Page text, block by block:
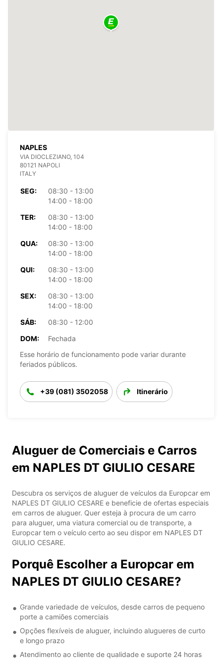
NAPLES
VIA DIOCLEZIANO, 104
80121 NAPOLI
ITALY
SEG:
08:30 - 13:00
14:00 - 18:00
TER:
08:30 - 13:00
14:00 - 18:00
QUA:
08:30 - 13:00
14:00 - 18:00
QUI:
08:30 - 13:00
14:00 - 18:00
SEX:
08:30 - 13:00
14:00 - 18:00
SÁB:
08:30 - 12:00
DOM:
Fechada
Esse horário de funcionamento pode variar durante
feriados públicos.
+39 (081) 3502058 Itinerário
Aluguer de Comerciais e Carros
em NAPLES DT GIULIO CESARE
Descubra os serviços de aluguer de veículos da Europcar em
NAPLES DT GIULIO CESARE e beneficie de ofertas especiais
em carros de aluguer. Quer esteja à procura de um carro
para aluguer, uma viatura comercial ou de transporte, a
Europcar tem o veículo certo ao seu dispor em NAPLES DT
GIULIO CESARE.
Porquê Escolher a Europcar em
NAPLES DT GIULIO CESARE?
Grande variedade de veículos, desde carros de pequeno
porte a camiões comerciais
Opções flexíveis de aluguer, incluindo alugueres de curto
e longo prazo
Atendimento ao cliente de qualidade e suporte 24 horas